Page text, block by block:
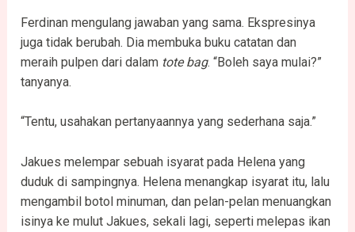
Ferdinan mengulang jawaban yang sama. Ekspresinya
juga tidak berubah. Dia membuka buku catatan dan
meraih pulpen dari dalam tote bag. “Boleh saya mulai?”
tanyanya.
“Tentu, usahakan pertanyaannya yang sederhana saja.”
Jakues melempar sebuah isyarat pada Helena yang
duduk di sampingnya. Helena menangkap isyarat itu, lalu
mengambil botol minuman, dan pelan-pelan menuangkan
isinya ke mulut Jakues, sekali lagi, seperti melepas ikan